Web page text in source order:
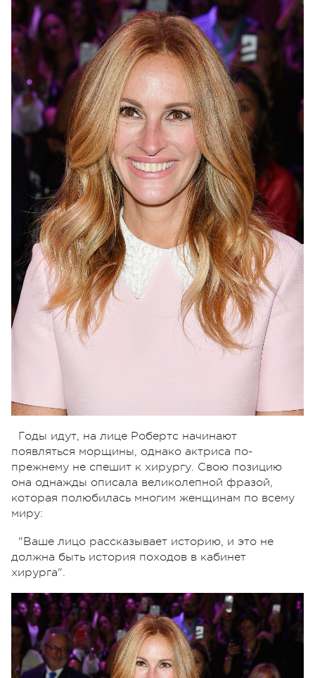
Годы идут, на лице Робертс начинают
появляться морщины, однако актриса по-
прежнему не спешит к хирургу. Свою позицию
она однажды описала великолепной фразой,
которая полюбилась многим женщинам по всему
миру:
"Ваше лицо рассказывает историю, и это не
должна быть история походов в кабинет
хирурга".